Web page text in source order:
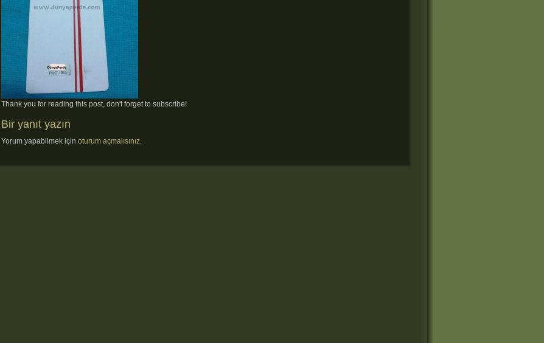
Thank you for reading this post, don't forget to subscribe!
Bir yanıt yazın
Yorum yapabilmek için oturum açmalısınız.